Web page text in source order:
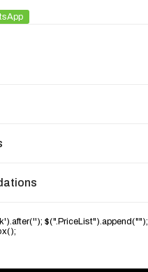
'); $(".PriceList").append("");